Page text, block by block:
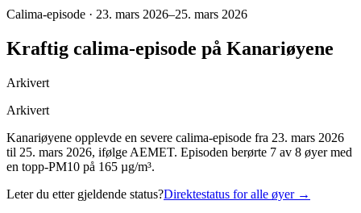
Calima-episode · 23. mars 2026–25. mars 2026
Kraftig calima-episode på Kanariøyene
Arkivert
Arkivert
Kanariøyene opplevde en severe calima-episode fra 23. mars 2026
til 25. mars 2026, ifølge AEMET. Episoden berørte 7 av 8 øyer med
en topp-PM10 på 165 µg/m³.
Leter du etter gjeldende status?Direktestatus for alle øyer→